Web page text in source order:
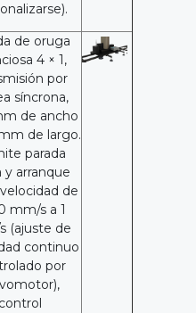
de oruga
4 × 1,
por
síncrona,
de ancho
de largo.
parada
y arranque
de
mm/s a 1
(ajuste de
continuo
por
control